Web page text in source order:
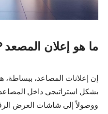
ما هو إعلان المصعد
إن إعلانات المصاعد،
بشكل استراتيجي داخل
ووصولاً إلى شاشات العرض